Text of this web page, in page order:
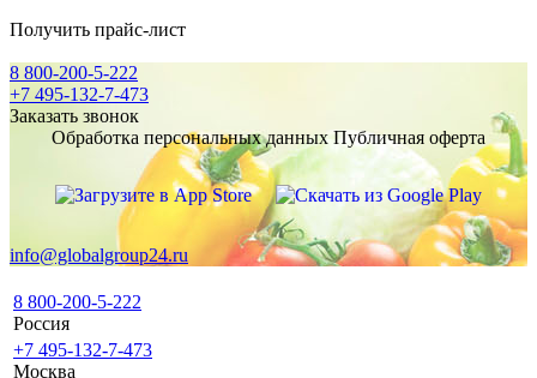
Получить прайс-лист
8 800-200-5-222
+7 495-132-7-473
Заказать звонок
Обработка персональных данных Публичная оферта
info@globalgroup24.ru
8 800-200-5-222
Россия
+7 495-132-7-473
Москва